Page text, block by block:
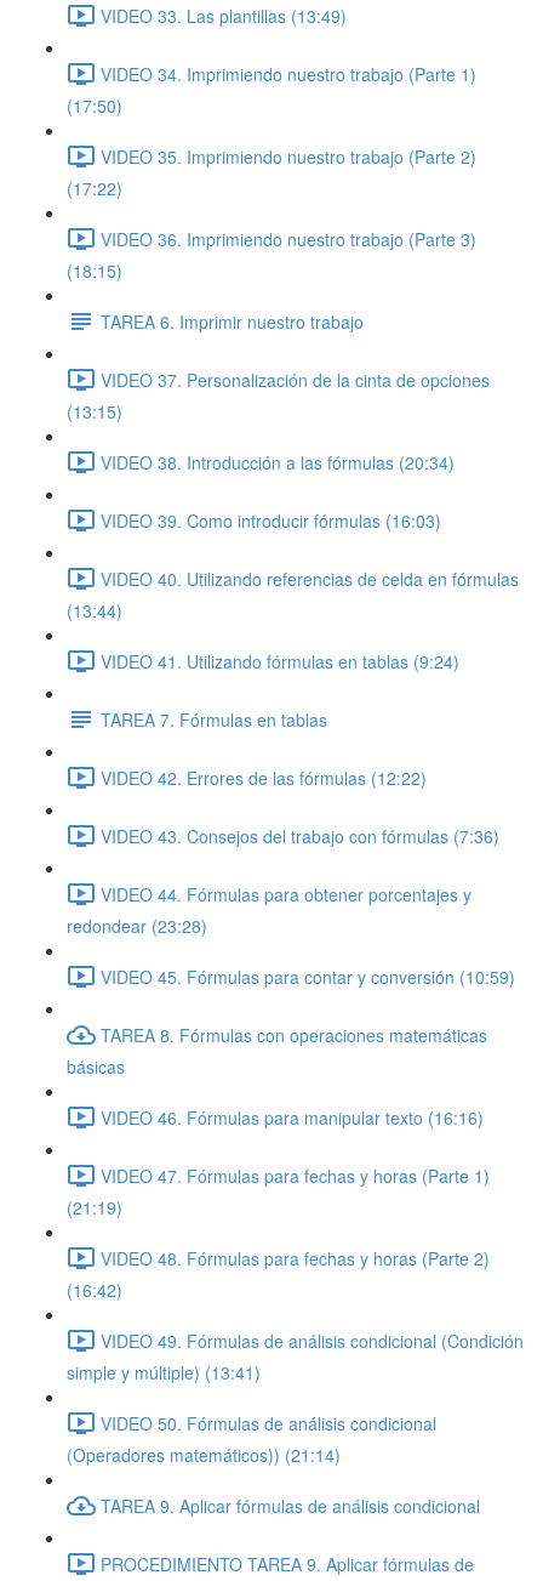
VIDEO 33. Las plantillas (13:49)
VIDEO 34. Imprimiendo nuestro trabajo (Parte 1)
(17:50)
VIDEO 35. Imprimiendo nuestro trabajo (Parte 2)
(17:22)
VIDEO 36. Imprimiendo nuestro trabajo (Parte 3)
(18:15)
TAREA 6. Imprimir nuestro trabajo
VIDEO 37. Personalización de la cinta de opciones
(13:15)
VIDEO 38. Introducción a las fórmulas (20:34)
VIDEO 39. Como introducir fórmulas (16:03)
VIDEO 40. Utilizando referencias de celda en fórmulas
(13:44)
VIDEO 41. Utilizando fórmulas en tablas (9:24)
TAREA 7. Fórmulas en tablas
VIDEO 42. Errores de las fórmulas (12:22)
VIDEO 43. Consejos del trabajo con fórmulas (7:36)
VIDEO 44. Fórmulas para obtener porcentajes y
redondear (23:28)
VIDEO 45. Fórmulas para contar y conversión (10:59)
TAREA 8. Fórmulas con operaciones matemáticas
básicas
VIDEO 46. Fórmulas para manipular texto (16:16)
VIDEO 47. Fórmulas para fechas y horas (Parte 1)
(21:19)
VIDEO 48. Fórmulas para fechas y horas (Parte 2)
(16:42)
VIDEO 49. Fórmulas de análisis condicional (Condición
simple y múltiple) (13:41)
VIDEO 50. Fórmulas de análisis condicional
(Operadores matemáticos)) (21:14)
TAREA 9. Aplicar fórmulas de análisis condicional
PROCEDIMIENTO TAREA 9. Aplicar fórmulas de